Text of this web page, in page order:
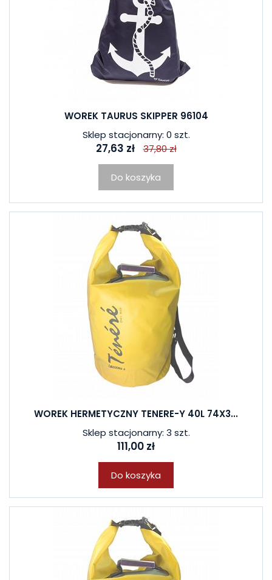
WOREK TAURUS SKIPPER 96104
Sklep stacjonarny: 0 szt.
27,63 zł 37,80 zł
Do koszyka
WOREK HERMETYCZNY TENERE-Y 40L 74X3...
Sklep stacjonarny: 3 szt.
111,00 zł
Do koszyka